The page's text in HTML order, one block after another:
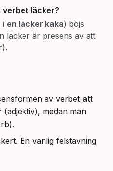
verbet läcker?
i en läcker kaka) böjs
läcker är presens av att
).
av verbet att
(adjektiv), medan man
En vanlig felstavning